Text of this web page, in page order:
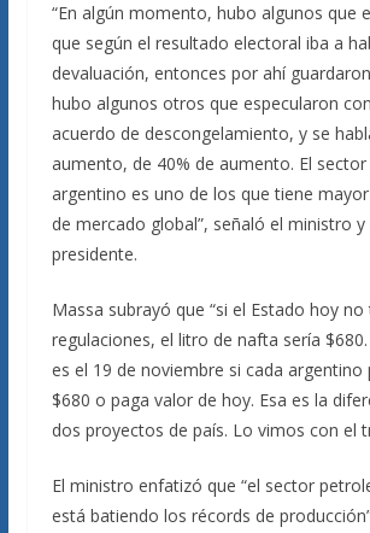
“En algún momento, hubo algunos que
que según el resultado electoral iba a
devaluación, entonces por ahí
hubo algunos otros que especularon
acuerdo de descongelamiento, y se
aumento, de 40% de aumento. El
argentino es uno de los que tiene
de mercado global”, señaló el ministro
presidente.
Massa subrayó que “si el Estado hoy no
regulaciones, el litro de nafta sería
es el 19 de noviembre si cada argentino
$680 o paga valor de hoy. Esa es la
dos proyectos de país. Lo vimos con el
El ministro enfatizó que “el sector
está batiendo los récords de